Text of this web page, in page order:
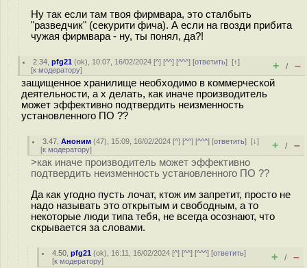
Ну так если там твоя фирмвара, это сталбыть
"разведчик" (секурити фича). А если на гвозди прибита
чужая фирмвара - ну, ты понял, да?!
2.34 ,pfg21 (ok), 10:07, 16/02/2024 [^] [^^] [^^^] [ответить][↑]
[к модератору] + / –
защищенное хранилище необходимо в коммерческой
деятельности, а х делать, как иначе производитель
может эффективно подтвердить неизменность
установленного ПО ??
3.47 ,Аноним (47), 15:09, 16/02/2024 [^] [^^] [^^^] [ответить][↓]
[к модератору] + / –
>как иначе производитель может эффективно
подтвердить неизменность установленного ПО ??
Да как угодно пусть лочат, ктож им запретит, просто не
надо называть это открытым и свободным, а то
некоторые люди типа тебя, не всегда осознают, что
скрывается за словами.
4.50 ,pfg21 (ok), 16:11, 16/02/2024 [^] [^^] [^^^] [ответить]
[к модератору] + / –